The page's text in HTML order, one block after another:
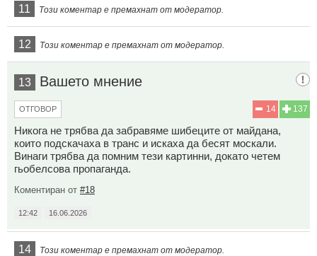
11 Този коментар е премахнат от модератор.
12 Този коментар е премахнат от модератор.
13 Вашето мнение
137
14
ОТГОВОР
Никога не трябва да забравяме шибеците от майдана,
които подскачаха в транс и искаха да бесят москали.
Винаги трябва да помним тези картинни, докато четем
гьобелсова пропаганда.
Коментиран от #18
12:42 16.06.2026
14 Този коментар е премахнат от модератор.